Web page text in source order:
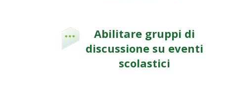
Abilitare gruppi di
discussione su eventi
scolastici